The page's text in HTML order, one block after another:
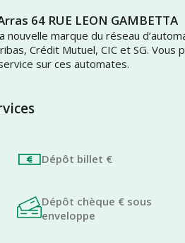
64 RUE LEON GAMBETTA
nouvelle marque du réseau
Crédit Mutuel, CIC et SG.
sur ces automates.
Dépôt billet €
Dépôt chèque € sous
enveloppe